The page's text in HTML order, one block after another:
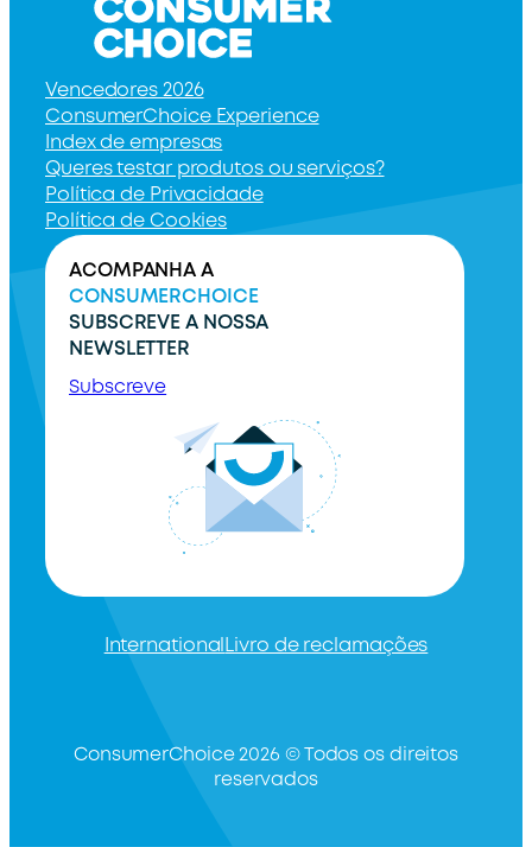
Vencedores 2026
ConsumerChoice Experience
Index de empresas
Queres testar produtos ou serviços?
Política de Privacidade
Política de Cookies
ACOMPANHA A
CONSUMERCHOICE
SUBSCREVE A NOSSA
NEWSLETTER
Subscreve
International Livro de reclamações
ConsumerChoice 2026 © Todos os direitos
reservados